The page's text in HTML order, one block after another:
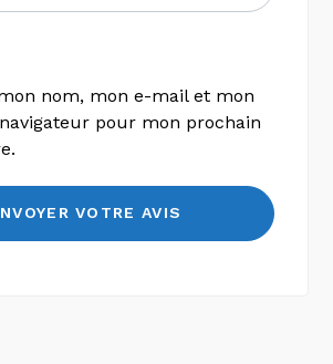
nom, mon e-mail et mon
pour mon prochain